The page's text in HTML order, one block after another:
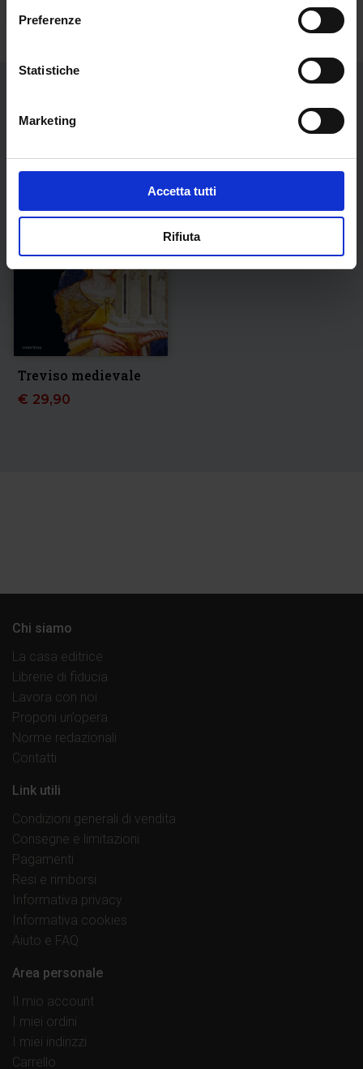
Preferenze
Statistiche
Marketing
Accetta tutti
Rifiuta
Libri dell'autore
Treviso medievale
€ 29,90
Chi siamo
La casa editrice
Librerie di fiducia
Lavora con noi
Proponi un’opera
Norme redazionali
Contatti
Link utili
Condizioni generali di vendita
Consegne e limitazioni
Pagamenti
Resi e rimborsi
Informativa privacy
Informativa cookies
Aiuto e FAQ
Area personale
Il mio account
I miei ordini
I miei indirizzi
Carrello